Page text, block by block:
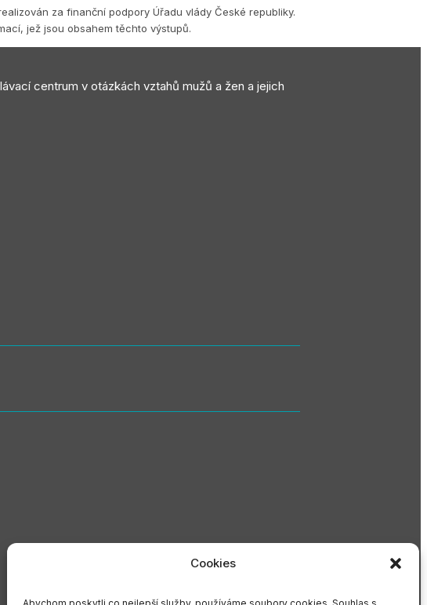
Cookies
za finanční podpory Úřadu vlády České republiky.
jež jsou obsahem těchto výstupů.
centrum v otázkách vztahů mužů a žen a jejich